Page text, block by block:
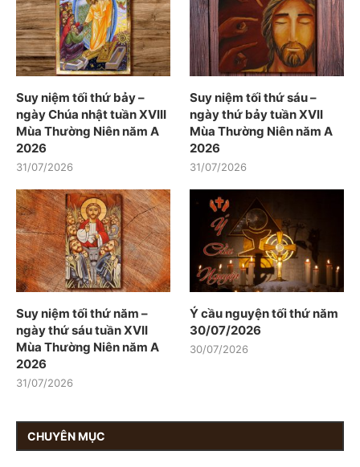
Suy niệm tối thứ bảy –
ngày Chúa nhật tuần XVIII
Mùa Thường Niên năm A
2026
31/07/2026
Suy niệm tối thứ sáu –
ngày thứ bảy tuần XVII
Mùa Thường Niên năm A
2026
31/07/2026
Suy niệm tối thứ năm –
ngày thứ sáu tuần XVII
Mùa Thường Niên năm A
2026
31/07/2026
Ý cầu nguyện tối thứ năm
30/07/2026
30/07/2026
CHUYÊN MỤC